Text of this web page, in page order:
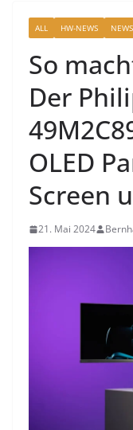
ALL HW-NEWS NEWS
So
Der
OLED
Screen
21. Mai 2024